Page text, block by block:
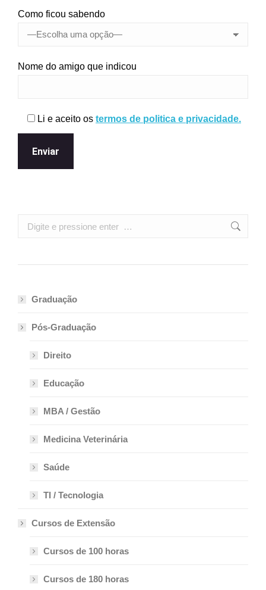
Como ficou sabendo
Nome do amigo que indicou
Li e aceito os termos de politica e privacidade.
Search:
Graduação
Pós-Graduação
Direito
Educação
MBA / Gestão
Medicina Veterinária
Saúde
TI / Tecnologia
Cursos de Extensão
Cursos de 100 horas
Cursos de 180 horas